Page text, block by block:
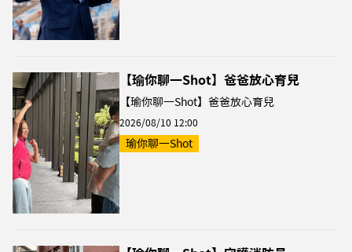
【瑜你聊一Shot】爸爸放心育兒
【瑜你聊一Shot】爸爸放心育兒
2026/08/10 12:00
瑜你聊一Shot